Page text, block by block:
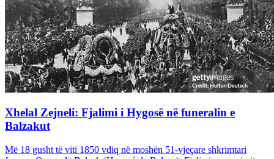
Xhelal Zejneli: Fjalimi i Hygosë në funeralin e
Balzakut
Më 18 gusht të viti 1850 vdiq në moshën 51-vjeçare shkrimtari